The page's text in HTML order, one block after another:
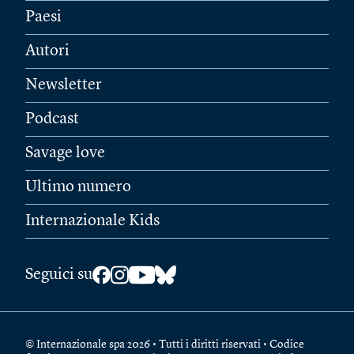
Paesi
Autori
Newsletter
Podcast
Savage love
Ultimo numero
Internazionale Kids
Seguici su
© Internazionale spa 2026 • Tutti i diritti riservati • Codice